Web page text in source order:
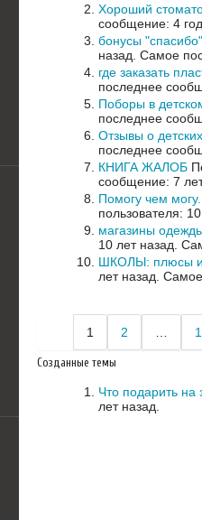
Хороший
сообщение: 4
бонусы
назад. Самое
где заказать
последнее
Поборы в
последнее
Отзывы о
последнее
КНИГА ЖАЛОБ
сообщение: 7
Помогу чем
пользователя:
магазины
10 лет назад.
ШКОЛЫ: плюсы и
лет назад.
1 2
Созданные темы
Что подарить на
лет назад.